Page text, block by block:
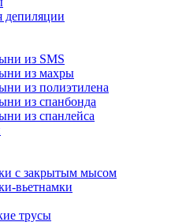
депиляции
из SMS
из махры
из полиэтилена
из спанбонда
из спанлейса
с закрытым мысом
вьетнамки
трусы